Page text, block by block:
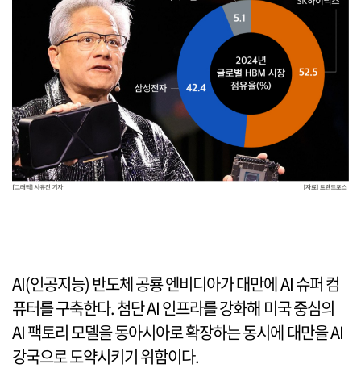
AI(인공지능) 반도체 공룡 엔비디아가 대만에 AI 슈퍼 컴
퓨터를 구축한다. 첨단 AI 인프라를 강화해 미국 중심의
AI 팩토리 모델을 동아시아로 확장하는 동시에 대만을 AI
강국으로 도약시키기 위함이다.